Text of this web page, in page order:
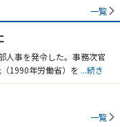
一覧
人事を発令した。事務次官
1990年労働省）を ...続き
一覧